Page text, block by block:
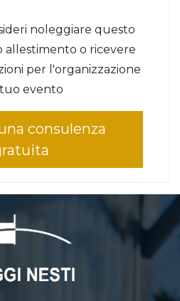
noleggiare questo
allestimento o ricevere
per l'organizzazione
evento
consulenza